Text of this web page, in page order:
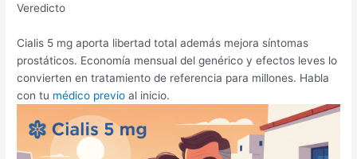
Veredicto
Cialis 5 mg aporta libertad total además mejora síntomas
prostáticos. Economía mensual del genérico y efectos leves lo
convierten en tratamiento de referencia para millones. Habla
con tu médico previo al inicio.